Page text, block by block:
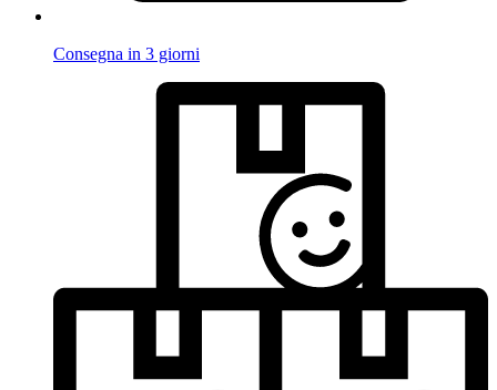
Consegna in 3 giorni